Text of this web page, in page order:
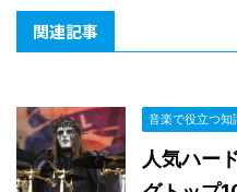
関連記事
音楽で役立つ知
人気ハー